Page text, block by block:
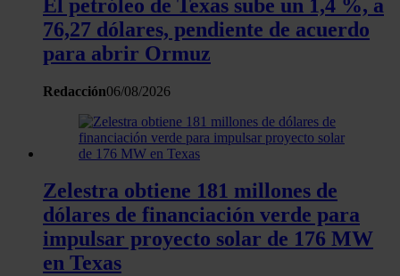
El petróleo de Texas sube un 1,4 %, a
76,27 dólares, pendiente de acuerdo
para abrir Ormuz
Redacción06/08/2026
Zelestra obtiene 181 millones de
dólares de financiación verde para
impulsar proyecto solar de 176 MW
en Texas